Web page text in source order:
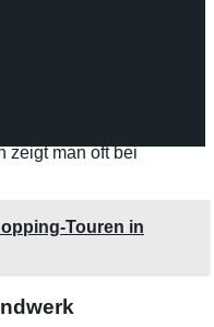
in Indonesien
in der Geschichte
zeigt man oft bei
Touren in